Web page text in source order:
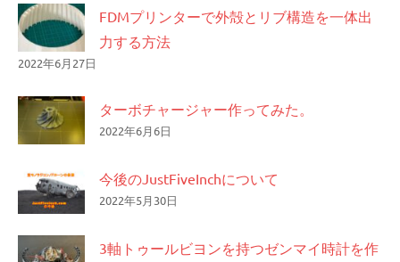
FDMプリンターで外殻とリブ構造を一体出
力する方法
2022年6月27日
ターボチャージャー作ってみた。
2022年6月6日
今後のJustFiveInchについて
2022年5月30日
3軸トゥールビヨンを持つゼンマイ時計を作